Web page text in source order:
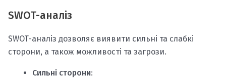
SWOT-аналіз
SWOT-аналіз дозволяє виявити сильні та слабкі
сторони, а також можливості та загрози.
Сильні сторони: